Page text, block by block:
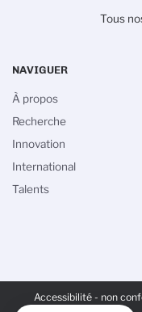
Tous
PAGE
Accessibilité - non
NAVIGUER
À propos
Recherche
Innovation
International
Talents